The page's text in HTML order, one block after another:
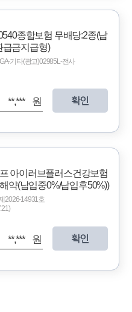
종합보험 무배당:2종(납
급금지급형)
기타(광고)02985L-전사
**,*** 원 확인
아이러브플러스건강보험
약(납입중0%/납입후50%))
2026-14931호
**,*** 원 확인